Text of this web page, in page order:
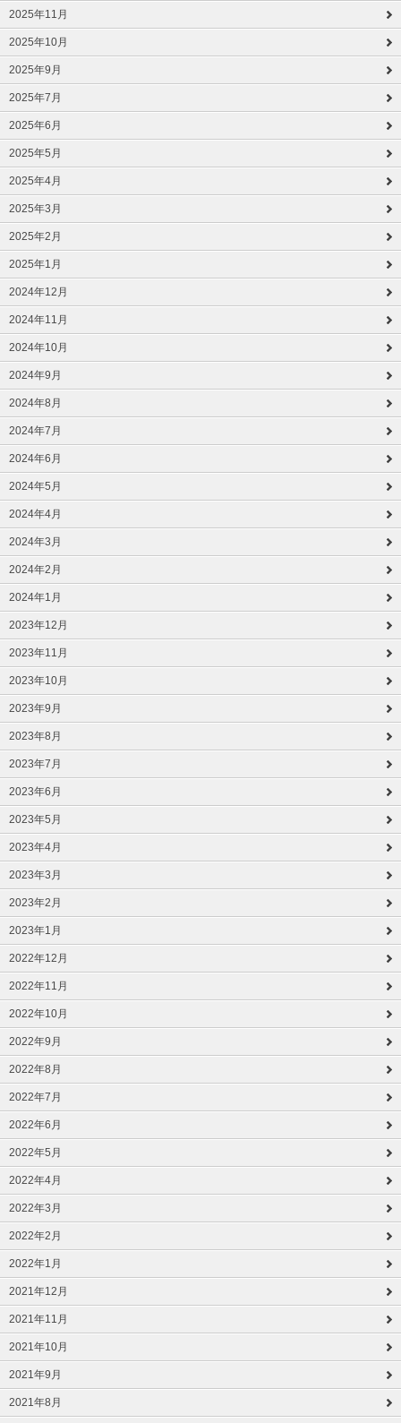
2025年11月
2025年10月
2025年9月
2025年7月
2025年6月
2025年5月
2025年4月
2025年3月
2025年2月
2025年1月
2024年12月
2024年11月
2024年10月
2024年9月
2024年8月
2024年7月
2024年6月
2024年5月
2024年4月
2024年3月
2024年2月
2024年1月
2023年12月
2023年11月
2023年10月
2023年9月
2023年8月
2023年7月
2023年6月
2023年5月
2023年4月
2023年3月
2023年2月
2023年1月
2022年12月
2022年11月
2022年10月
2022年9月
2022年8月
2022年7月
2022年6月
2022年5月
2022年4月
2022年3月
2022年2月
2022年1月
2021年12月
2021年11月
2021年10月
2021年9月
2021年8月